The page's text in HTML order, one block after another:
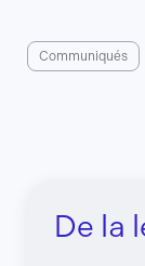
Communiqués
De la